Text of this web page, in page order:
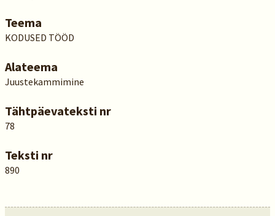
Teema
KODUSED TÖÖD
Alateema
Juustekammimine
Tähtpäevateksti nr
78
Teksti nr
890